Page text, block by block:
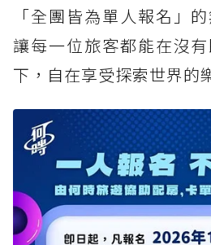
「全團皆為單人報名」
讓每一位旅客都能在沒
下，自在享受探索世界的